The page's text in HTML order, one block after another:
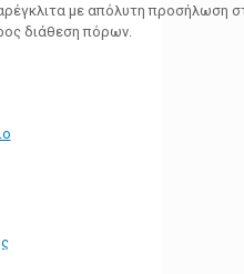
με απόλυτη προσήλωση
διάθεση πόρων.